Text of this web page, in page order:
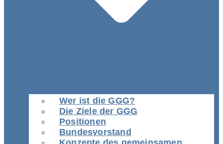
Wer ist die GGG?
Die Ziele der GGG
Positionen
Bundesvorstand